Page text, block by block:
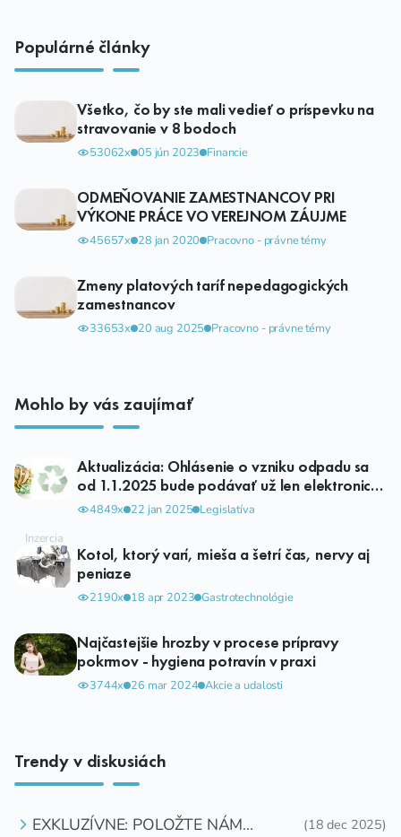
Populárné články
Všetko, čo by ste mali vedieť o príspevku na
stravovanie v 8 bodoch
53062x 05 jún 2023 Financie
ODMEŇOVANIE ZAMESTNANCOV PRI
VÝKONE PRÁCE VO VEREJNOM ZÁUJME
45657x 28 jan 2020 Pracovno - právne témy
Zmeny platových taríf nepedagogických
zamestnancov
33653x 20 aug 2025 Pracovno - právne témy
Mohlo by vás zaujímať
Aktualizácia: Ohlásenie o vzniku odpadu sa
od 1.1.2025 bude podávať už len elektronicky
v ISOH
4849x 22 jan 2025 Legislatíva
Kotol, ktorý varí, mieša a šetrí čas, nervy aj
peniaze
2190x 18 apr 2023 Gastrotechnológie
Najčastejšie hrozby v procese prípravy
pokrmov - hygiena potravín v praxi
3744x 26 mar 2024 Akcie a udalosti
Trendy v diskusiách
EXKLUZÍVNE: POLOŽTE NÁM
(18 dec 2025)